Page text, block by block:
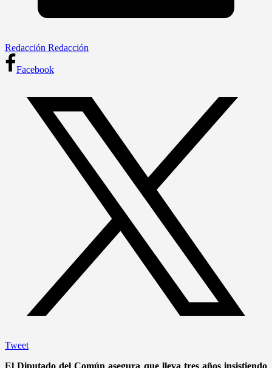
Redacción Redacción
Facebook
Tweet
El Diputado del Común asegura que lleva tres años insistiendo